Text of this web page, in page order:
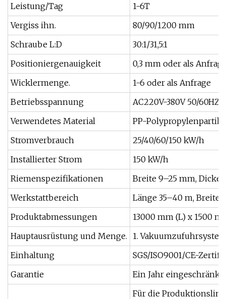
Leistung/Tag
1-6T
Vergiss ihn.
80/90/1200 mm
Schraube L:D
30:1/31,5:1
Positioniergenauigkeit
0,3 mm oder als
Wicklermenge.
1-6 oder als Anfrage
Betriebsspannung
AC220V-380V 50/60HZ
Verwendetes Material
PP-
Stromverbrauch
25/40/60/150 kW/h
Installierter Strom
150 kW/h
Riemenspezifikationen
Breite 9–25 mm, Dicke
Werkstattbereich
Länge 35–40 m, Breite
Produktabmessungen
13000 mm (L) x 1500
Hauptausrüstung und Menge.
1.
Einhaltung
SGS/ISO9001/CE-
Garantie
Ein Jahr
Für die